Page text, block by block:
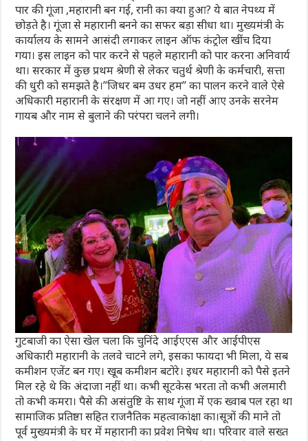
पार की गूंजा ,महारानी बन गई, रानी का क्या हुआ? ये बात नेपथ्य में
छोड़ते है। गूंजा से महारानी बनने का सफर बड़ा सीधा था। मुख्यमंत्री के
कार्यालय के सामने आसंदी लगाकर लाइन ऑफ कंट्रोल खींच दिया
गया। इस लाइन को पार करने से पहले महारानी को पार करना अनिवार्य
था। सरकार में कुछ प्रथम श्रेणी से लेकर चतुर्थ श्रेणी के कर्मचारी, सत्ता
की धुरी को समझते है।”जिधर बम उधर हम” का पालन करने वाले ऐसे
अधिकारी महारानी के संरक्षण में आ गए। जो नहीं आए उनके सरनेम
गायब और नाम से बुलाने की परंपरा चलने लगी।
गुटबाजी का ऐसा खेल चला कि चुनिंदे आईएएस और आईपीएस
अधिकारी महारानी के तलवे चाटने लगे, इसका फायदा भी मिला, ये सब
कमीशन एजेंट बन गए। खूब कमीशन बटोरे। इधर महारानी को पैसे इतने
मिल रहे थे कि अंदाजा नहीं था। कभी सूटकेस भरता तो कभी अलमारी
तो कभी कमरा। पैसे की असंतुष्टि के साथ गूंजा में एक ख्वाब पल रहा था
सामाजिक प्रतिष्ठा सहित राजनैतिक महत्वाकांक्षा का।सूत्रों की माने तो
पूर्व मुख्यमंत्री के घर में महारानी का प्रवेश निषेध था। परिवार वाले सख्त